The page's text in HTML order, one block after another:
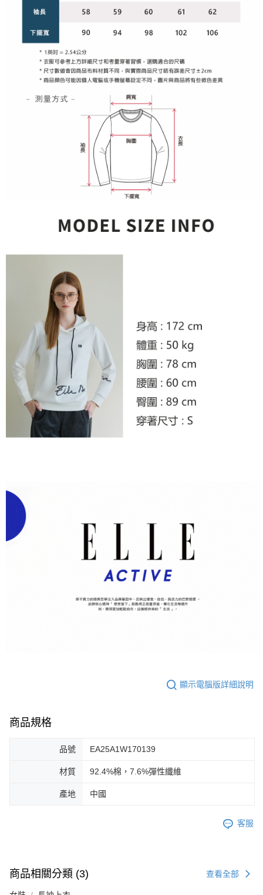
顯示電腦版詳細說明
商品規格
品號 EA25A1W170139
材質 92.4%棉，7.6%彈性纖維
產地 中國
客服
商品相關分類 (3) 查看全部